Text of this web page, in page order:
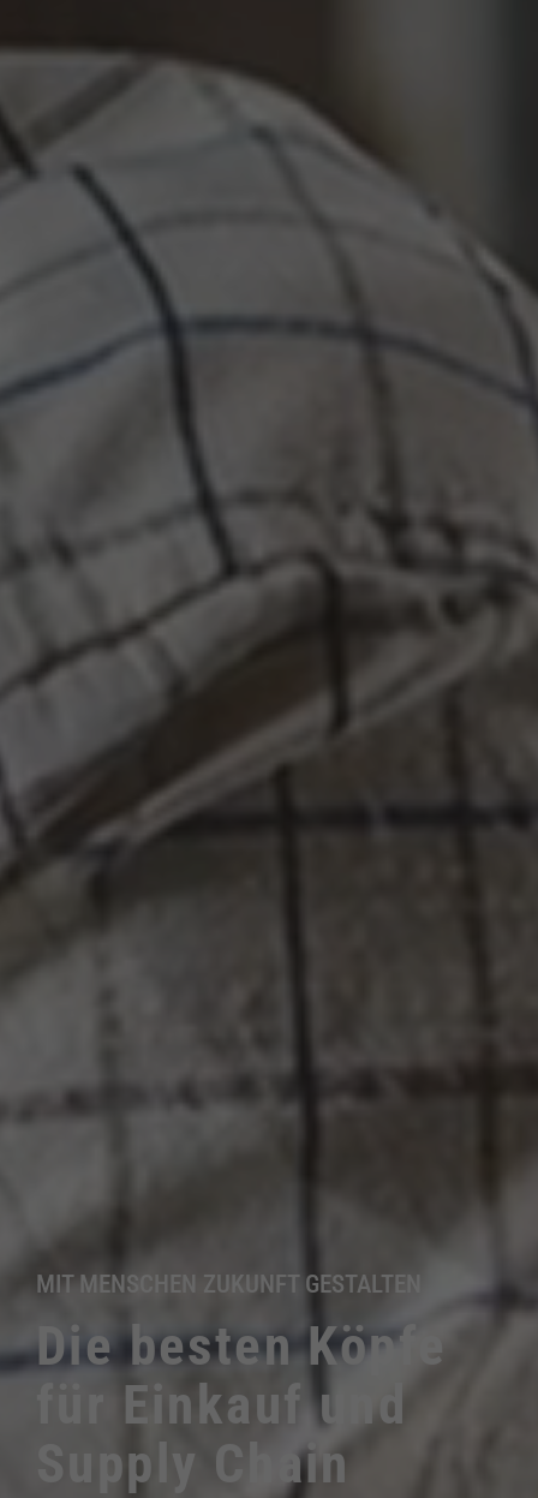
MIT MENSCHEN ZUKUNFT GESTALTEN
Die besten Köpfe
für Einkauf und
Supply Chain